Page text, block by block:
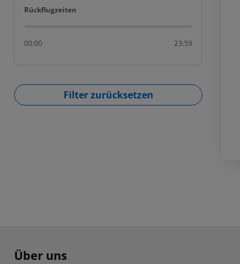
Rückflugzeiten
Rückflugzeiten
00:00 23:59
Filter zurücksetzen
Footer navigation
Über uns